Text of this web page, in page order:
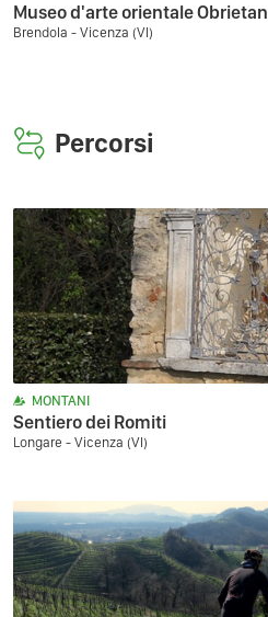
Museo d'arte orientale Obrietan
Brendola - Vicenza (VI)
Percorsi
MONTANI
Sentiero dei Romiti
Longare - Vicenza (VI)